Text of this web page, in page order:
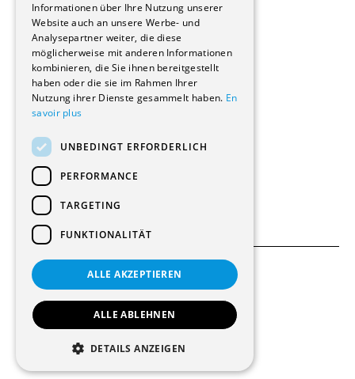
Wohnungen
Renovierungen
Innere Umbauten
Gastgewerbe und Tourismus
Verwaltungsgebäude und Geschäfte
Schuleinrichtungen
Medizinische Einrichtungen
Kultur - Sport - Freizeit
Industrie - Handwerk
Transport und Parkplätze
Diverse Bauten
© 2026 Alle Rechte vorbehalten
Allgemeine Bedingungen
Informationen über Ihre Nutzung unserer
Website auch an unsere Werbe- und
Analysepartner weiter, die diese
möglicherweise mit anderen Informationen
kombinieren, die Sie ihnen bereitgestellt
haben oder die sie im Rahmen Ihrer
Nutzung ihrer Dienste gesammelt haben. En
savoir plus
UNBEDINGT ERFORDERLICH
PERFORMANCE
TARGETING
FUNKTIONALITÄT
ALLE AKZEPTIEREN
ALLE ABLEHNEN
DETAILS ANZEIGEN